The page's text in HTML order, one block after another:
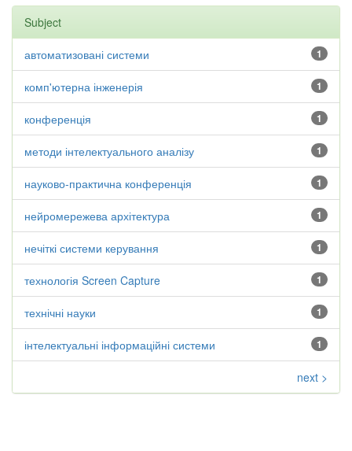
Subject
1
автоматизовані системи
1
комп'ютерна інженерія
1
конференція
1
методи інтелектуального аналізу
1
науково-практична конференція
1
нейромережева архітектура
1
нечіткі системи керування
1
технологія Screen Capture
1
технічні науки
1
інтелектуальні інформаційні системи
next >